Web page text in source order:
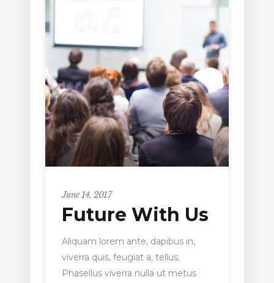
June 14, 2017
Future With Us
Aliquam lorem ante, dapibus in,
viverra quis, feugiat a, tellus.
Phasellus viverra nulla ut metus